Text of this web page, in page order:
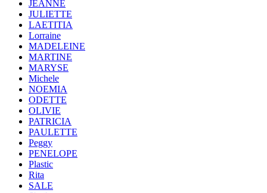
JEANNE
JULIETTE
LAETITIA
Lorraine
MADELEINE
MARTINE
MARYSE
Michele
NOEMIA
ODETTE
OLIVIE
PATRICIA
PAULETTE
Peggy
PENELOPE
Plastic
Rita
SALE